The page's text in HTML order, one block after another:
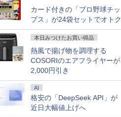
カード付きの「プロ野球チッ
プス」が24袋セットでオトク
本日みつけたお買い得品
熱風で揚げ物を調理する
COSORIのエアフライヤーが
2,000円引き
AI
格安の「DeepSeek API」が
近日大幅値上げへ